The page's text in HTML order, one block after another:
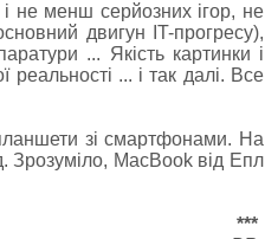
і не менш серйозних ігор, не
двигун IT-прогресу),
... Якість картинки і
реальності ... і так далі. Все
зі смартфонами. На
Зрозуміло, MacBook від Епл
***